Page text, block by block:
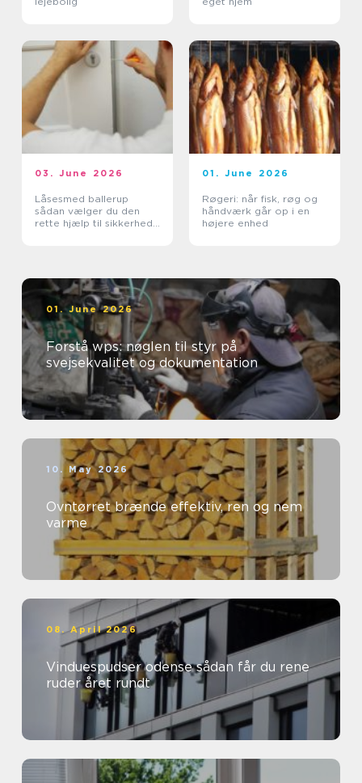
03. June 2026
Låsesmed ballerup
sådan vælger du den
rette hjælp til sikkerhed
01. June 2026
Røgeri: når fisk, røg og
håndværk går op i en
højere enhed
01. June 2026
Forstå wps: nøglen til styr på
svejsekvalitet og dokumentation
10. May 2026
Ovntørret brænde effektiv, ren og nem
varme
08. April 2026
Vinduespudser odense sådan får du rene
ruder året rundt